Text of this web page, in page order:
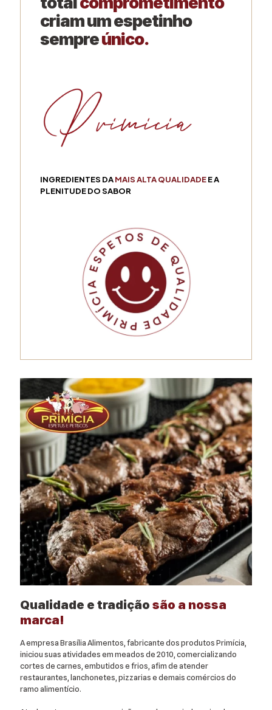
criam um espetinho
sempreúnico.
INGREDIENTES DAMAIS ALTA QUALIDADEE A
PLENITUDE DO SABOR
Qualidade e tradição são a nossa
marca!
A empresa Brasília Alimentos, fabricante dos produtos Primícia,
iniciou suas atividades em meados de 2010, comercializando
cortes de carnes, embutidos e frios, afim de atender
restaurantes, lanchonetes, pizzarias e demais comércios do
ramo alimentício.